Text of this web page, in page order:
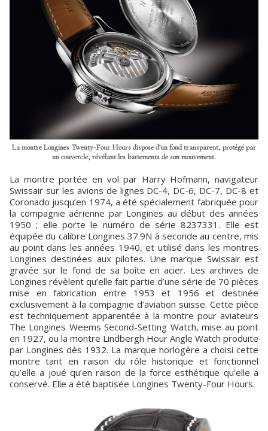
La montre Longines Twenty-Four Hours dispose d’un fond transparent, protégé par
un couvercle, révélant les battements de son mouvement.
La montre portée en vol par Harry Hofmann, navigateur
Swissair sur les avions de lignes DC-4, DC-6, DC-7, DC-8 et
Coronado jusqu’en 1974, a été spécialement fabriquée pour
la compagnie aérienne par Longines au début des années
1950 ; elle porte le numéro de série 8237331. Elle est
équipée du calibre Longines 37.9N à seconde au centre, mis
au point dans les années 1940, et utilisé dans les montres
Longines destinées aux pilotes. Une marque Swissair est
gravée sur le fond de sa boîte en acier. Les archives de
Longines révèlent qu’elle fait partie d’une série de 70 pièces
mise en fabrication entre 1953 et 1956 et destinée
exclusivement à la compagnie d’aviation suisse. Cette pièce
est techniquement apparentée à la montre pour aviateurs
The Longines Weems Second-Setting Watch, mise au point
en 1927, ou la montre Lindbergh Hour Angle Watch produite
par Longines dès 1932. La marque horlogère a choisi cette
montre tant en raison du rôle historique et fonctionnel
qu’elle a joué qu’en raison de la force esthétique qu’elle a
conservé. Elle a été baptisée Longines Twenty-Four Hours.